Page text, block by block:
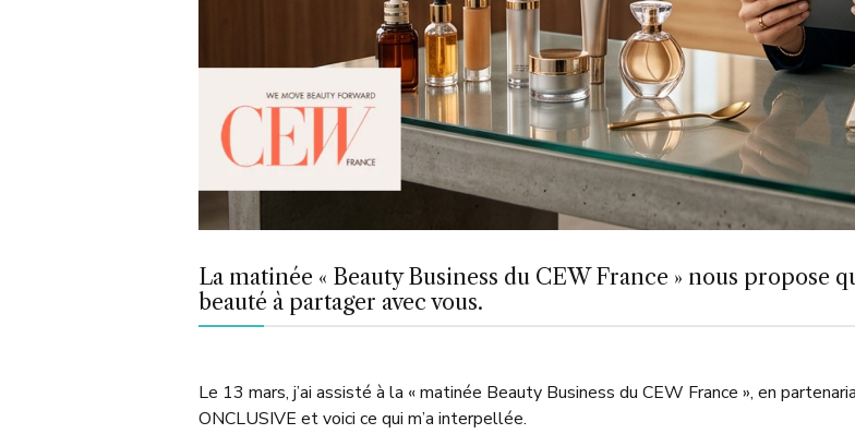
La matinée « Beauty Business du CEW France » nous propose
beauté à partager avec vous.
Le 13 mars, j’ai assisté à la « matinée Beauty Business du CEW France », en
ONCLUSIVE et voici ce qui m’a interpellée.